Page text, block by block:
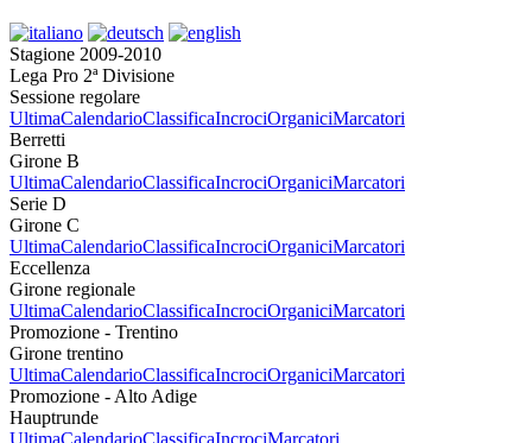
Stagione 2009-2010
Lega Pro 2ª Divisione
Sessione regolare
UltimaCalendarioClassificaIncrociOrganiciMarcatori
Berretti
Girone B
UltimaCalendarioClassificaIncrociOrganiciMarcatori
Serie D
Girone C
UltimaCalendarioClassificaIncrociOrganiciMarcatori
Eccellenza
Girone regionale
UltimaCalendarioClassificaIncrociOrganiciMarcatori
Promozione - Trentino
Girone trentino
UltimaCalendarioClassificaIncrociOrganiciMarcatori
Promozione - Alto Adige
Hauptrunde
UltimaCalendarioClassificaIncrociMarcatori